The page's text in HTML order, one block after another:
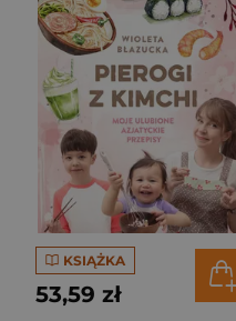
KSIĄŻKA
53,59 zł